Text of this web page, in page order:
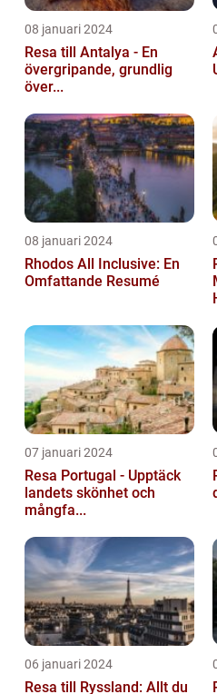
08 januari 2024
Resa till Antalya - En
övergripande, grundlig
över...
08 januari 2024
Rhodos All Inclusive: En
Omfattande Resumé
07 januari 2024
Resa Portugal - Upptäck
landets skönhet och
mångfa...
06 januari 2024
Resa till Ryssland: Allt du